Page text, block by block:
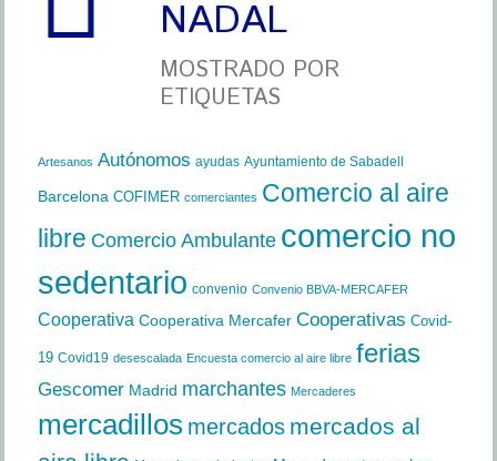
NADAL
MOSTRADO POR
ETIQUETAS
Artesanos Autónomos ayudas Ayuntamiento de Sabadell
Barcelona COFIMER comerciantes Comercio al aire
libre Comercio Ambulante comercio no
sedentario convenio Convenio BBVA-MERCAFER
Cooperativa Cooperativa Mercafer Cooperativas Covid-
19 Covid19 desescalada Encuesta comercio al aire libre ferias
Gescomer Madrid marchantes Mercaderes
mercadillos mercados mercados al